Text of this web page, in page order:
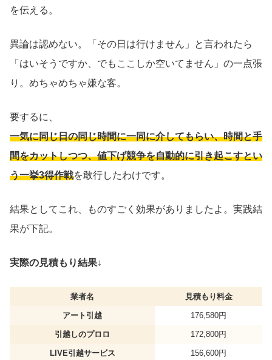
を伝える。
異論は認めない。「その日は行けません」と言われたら
「はいそうですか、でもここしか空いてません」の一点張
り。めちゃめちゃ嫌な客。
要するに、
一気に同じ日の同じ時間に一同に介してもらい、時間と手
間をカットしつつ、値下げ競争を自動的に引き起こすとい
う一挙3得作戦を敢行したわけです。
結果としてこれ、ものすごく効果がありましたよ。実践結
果が下記。
実際の見積もり結果↓
業者名 見積もり料金
アート引越 176,580円
引越しのプロロ 172,800円
LIVE引越サービス 156,600円